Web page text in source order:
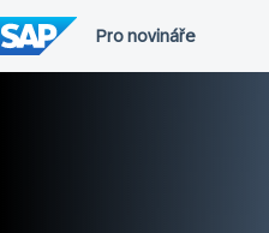
na
obsah